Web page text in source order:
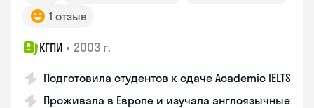
1 отзыв
КГПИ • 2003 г.
Подготовила студентов к сдаче Academic IELTS
Проживала в Европе и изучала англоязычные